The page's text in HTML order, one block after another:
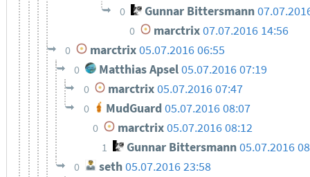
0 Gunnar Bittersmann
0 marctrix07.07.2016 14:56
0 marctrix05.07.2016 06:55
0 Matthias Apsel05.07.2016 07:19
0 marctrix05.07.2016 07:47
0 MudGuard 05.07.2016 08:07
0 marctrix 05.07.2016 08:12
1 Gunnar Bittersmann05.07.2016
0 seth05.07.2016 23:58